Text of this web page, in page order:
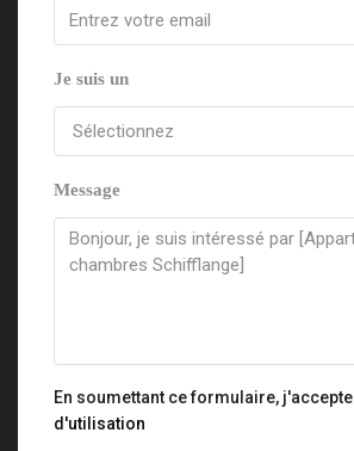
Je suis un
Sélectionnez
Message
En soumettant ce formulaire, j'accepte
d'utilisation